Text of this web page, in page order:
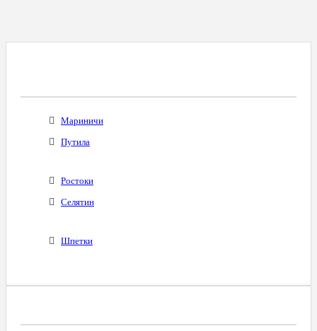
Мариничи
Путила
Ростоки
Селятин
Шпетки